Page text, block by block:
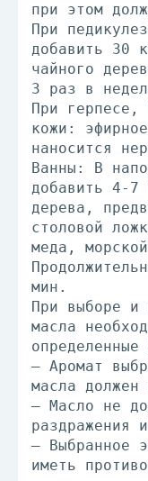
при этом
При
добавить 30
чайного
3 раз в
При герпесе,
кожи:
наносится
Ванны: В
добавить 4-7
дерева,
столовой
меда,
мин.
При выборе и
масла
определенные
— Аромат
масла должен
— Масло не
раздражения
— Выбранное
иметь